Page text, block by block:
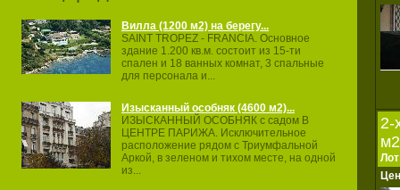
Вилла (1200 м2) на берегу...
SAINT TROPEZ ‐ FRANCIA. Основное
здание 1.200 кв.м. состоит из 15‐ти
спален и 18 ванных комнат, 3 спальные
для персонала и...
Изысканный особняк (4600 м2)...
ИЗЫСКАННЫЙ ОСОБНЯК с садом В
ЦЕНТРЕ ПАРИЖА. Исключительное
расположение рядом с Триумфальной
Аркой, в зеленом и тихом месте, на одной
из...
2-